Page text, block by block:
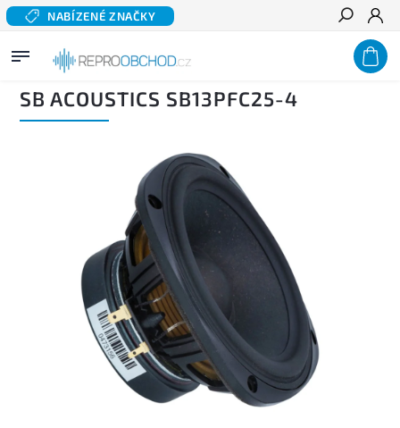
NABÍZENÉ ZNAČKY
Hledat
Domů/ Domácí audio/Komponentní reproduktory hi-fi
Basové a středobasové
reproduktory/SB ACOUSTICS SB13PFC25-4
SB ACOUSTICS SB13PFC25-4